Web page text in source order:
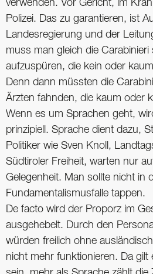
verwenden. Vor Gericht, im
Polizei. Das zu garantieren, ist
Landesregierung und der
muss man gleich die
aufzuspüren, die kein oder
Denn dann müssten die
Ärzten fahnden, die kaum oder
Wenn es um Sprachen geht,
prinzipiell. Sprache dient dazu,
Politiker wie Sven Knoll,
Südtiroler Freiheit, warten nur
Gelegenheit. Man sollte nicht in
Fundamentalismusfalle tappen.
De facto wird der Proporz im
ausgehebelt. Durch den
würden freilich ohne
nicht mehr funktionieren. Da gilt